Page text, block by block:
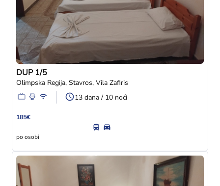
DUP 1/5
Olimpska Regija, Stavros, Vila Zafiris
13 dana / 10 noći
185€
po osobi